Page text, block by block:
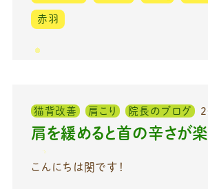
赤羽
猫背改善 肩こり 院長のブログ
肩を緩めると首の辛さが
こんにちは関です！